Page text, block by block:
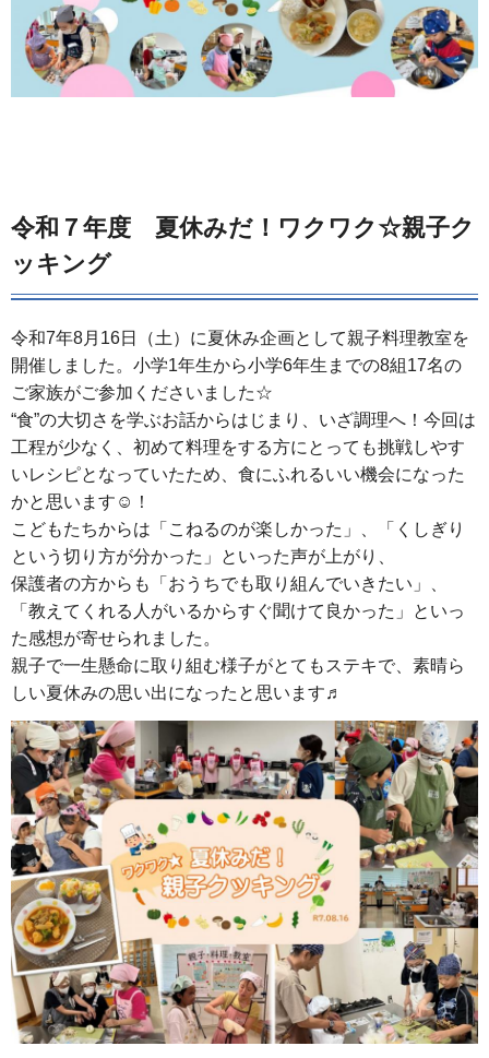
令和７年度 夏休みだ！ワクワク☆親子ク
ッキング
令和7年8月16日（土）に夏休み企画として親子料理教室を
開催しました。小学1年生から小学6年生までの8組17名の
ご家族がご参加くださいました☆
“食”の大切さを学ぶお話からはじまり、いざ調理へ！今回は
工程が少なく、初めて料理をする方にとっても挑戦しやす
いレシピとなっていたため、食にふれるいい機会になった
かと思います☺！
こどもたちからは「こねるのが楽しかった」、「くしぎり
という切り方が分かった」といった声が上がり、
保護者の方からも「おうちでも取り組んでいきたい」、
「教えてくれる人がいるからすぐ聞けて良かった」といっ
た感想が寄せられました。
親子で一生懸命に取り組む様子がとてもステキで、素晴ら
しい夏休みの思い出になったと思います♬